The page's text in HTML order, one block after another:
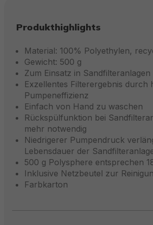
Produkthighlights
Material: 100% Polyethylen,
Gewicht: 500 g
Zum Einsatz in Sandfilteranlagen
Exzellentes Filterergebnis durch
Pumpeneffizienz
Einfach von Hand zu waschen
Rückspülfunktion bei
mehr notwendig
Niedrigerer Pumpendruck
Lebensdauer der
500 g Polysphere entsprechen
Inklusive Netzbeutel zur
Farbkarton